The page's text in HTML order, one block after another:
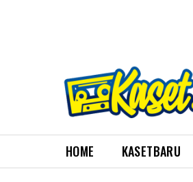
HOME KASETBARU